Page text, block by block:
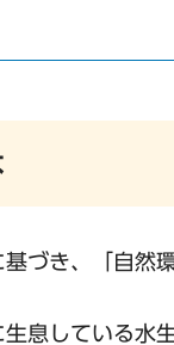
づき、「自然
息している水